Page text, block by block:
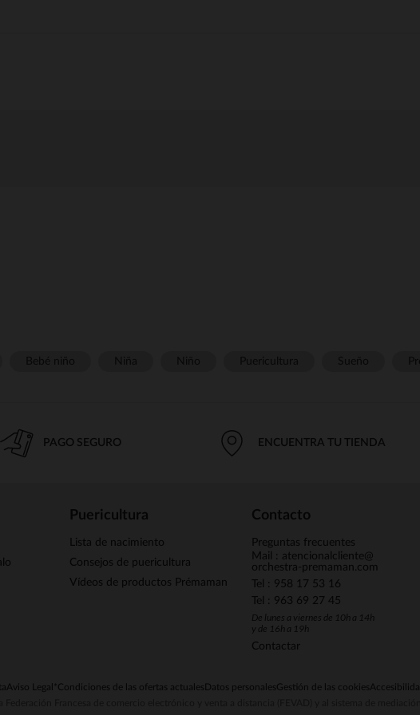
PAGO SEGURO ENCUENTRA TU TIENDA
Puericultura
Lista de nacimiento
Consejos de puericultura
Vídeos de productos Prémaman
Contacto
Preguntas frecuentes
Mail : atencionalcliente@
orchestra-premaman.com
Tel : 958 17 53 16
Tel : 963 69 27 45
De lunes a viernes de 10h a 14h
y de 16h a 19h
Contactar
Aviso Legal *Condiciones de las ofertas actuales Datos personalesGestión de las cookies